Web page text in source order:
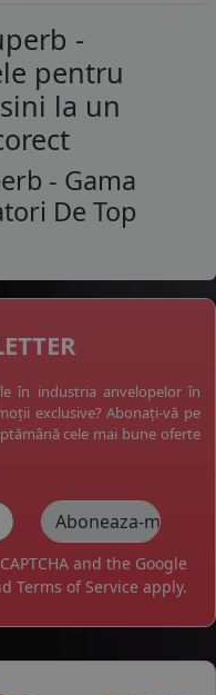
-
pentru
la un
- Gama
De Top
în industria anvelopelor în
exclusive? Abonați-vă pe
cele mai bune oferte
and the Google
Terms of Service apply.